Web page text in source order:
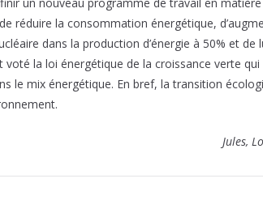
réduire la consommation énergétique,
dans la production d’énergie à 50% et
voté la loi énergétique de la croissance verte
le mix énergétique. En bref, la transition
Jules,